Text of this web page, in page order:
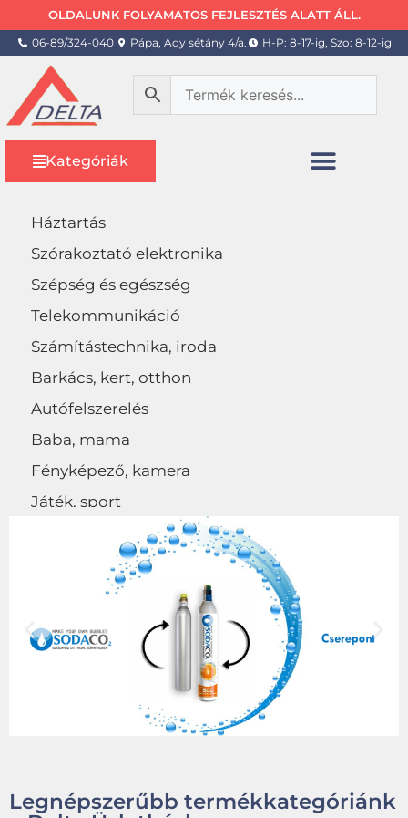
OLDALUNK FOLYAMATOS FEJLESZTÉS ALATT ÁLL.
06-89/324-040 Pápa, Ady sétány 4/a. H-P: 8-17-ig, Szo: 8-12-ig
Kategóriák
Háztartás
Szórakoztató elektronika
Szépség és egészség
Telekommunikáció
Számítástechnika, iroda
Barkács, kert, otthon
Autófelszerelés
Baba, mama
Fényképező, kamera
Játék, sport
Legnépszerűbb termékkategóriánk